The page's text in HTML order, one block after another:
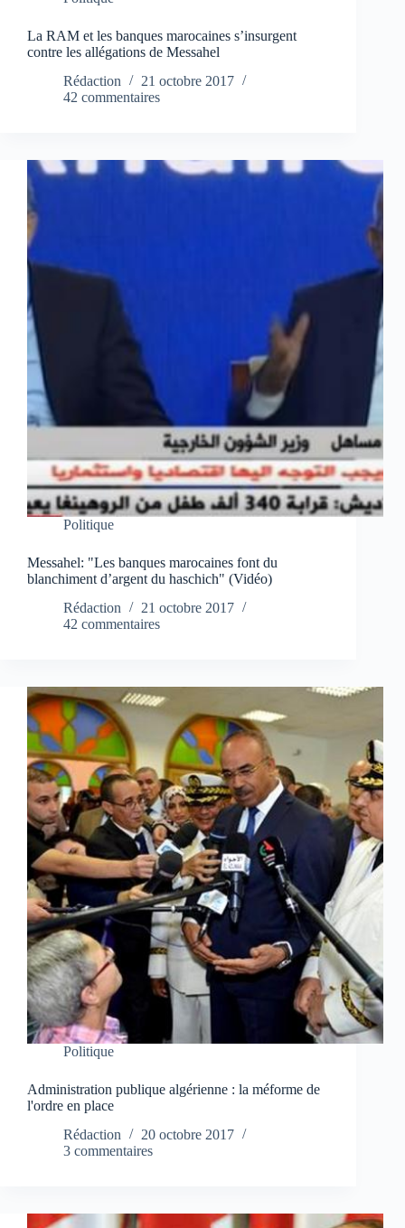
La RAM et les banques marocaines s’insurgent
contre les allégations de Messahel
Rédaction
21 octobre 2017
42 commentaires
Politique
Messahel: "Les banques marocaines font du
blanchiment d’argent du haschich" (Vidéo)
Rédaction
21 octobre 2017
42 commentaires
Politique
Administration publique algérienne : la méforme de
l'ordre en place
Rédaction
20 octobre 2017
3 commentaires